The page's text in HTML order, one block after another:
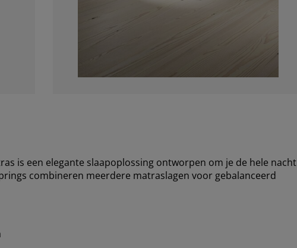
is een elegante slaapoplossing ontworpen om je de hele nacht
combineren meerdere matraslagen voor gebalanceerd